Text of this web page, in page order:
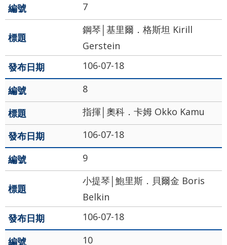
詞
彙
聯
絡
我
們
隱
私
權
資
訊
安
全
7
鋼琴│基里爾．格斯坦 ‬‬‬Kirill
Gerstein
106-07-18
8
指揮│奧科．卡姆‬‬‬‬‬‬‬‬‬‬ Okko Kamu
106-07-18
9
小提琴│鮑里斯．貝爾金 Boris
Belkin
106-07-18
10